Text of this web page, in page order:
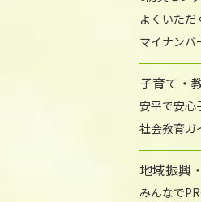
よくいただ
マイナンバ
子育て・
安平で安心
社会教育ガ
地域振興
みんなで